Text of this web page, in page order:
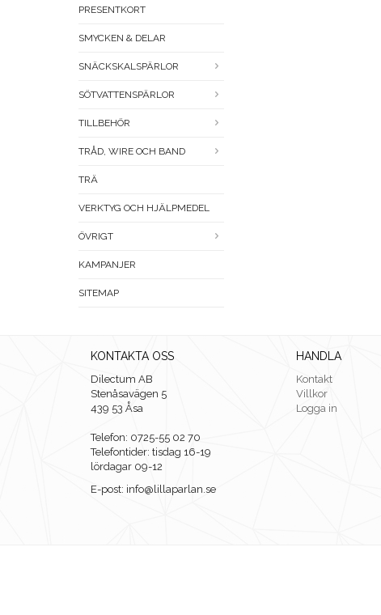
PRESENTKORT
SMYCKEN & DELAR
SNÄCKSKALSPÄRLOR
SÖTVATTENSPÄRLOR
TILLBEHÖR
TRÅD, WIRE OCH BAND
TRÄ
VERKTYG OCH HJÄLPMEDEL
ÖVRIGT
KAMPANJER
SITEMAP
KONTAKTA OSS
Dilectum AB
Stenåsavägen 5
439 53 Åsa
Telefon: 0725-55 02 70
Telefontider: tisdag 16-19
lördagar 09-12
E-post: info@lillaparlan.se
HANDLA
Kontakt
Villkor
Logga in